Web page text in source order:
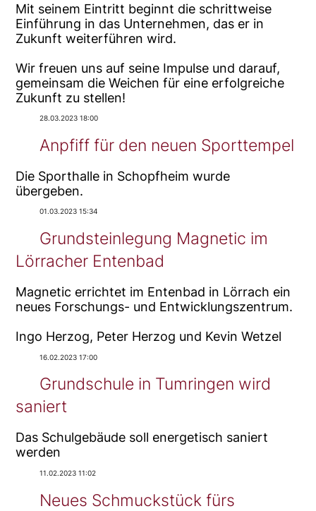
Mit seinem Eintritt beginnt die schrittweise
Einführung in das Unternehmen, das er in
Zukunft weiterführen wird.
Wir freuen uns auf seine Impulse und darauf,
gemeinsam die Weichen für eine erfolgreiche
Zukunft zu stellen!
28.03.2023 18:00
Anpfiff für den neuen Sporttempel
Die Sporthalle in Schopfheim wurde
übergeben.
01.03.2023 15:34
Grundsteinlegung Magnetic im
Lörracher Entenbad
Magnetic errichtet im Entenbad in Lörrach ein
neues Forschungs- und Entwicklungszentrum.
Ingo Herzog, Peter Herzog und Kevin Wetzel
16.02.2023 17:00
Grundschule in Tumringen wird
saniert
Das Schulgebäude soll energetisch saniert
werden
11.02.2023 11:02
Neues Schmuckstück fürs